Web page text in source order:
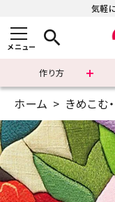
気軽
メニュー search
作り方
まずはこちら
ショッピングガイド
よくあるご質問
ホーム きめこむ